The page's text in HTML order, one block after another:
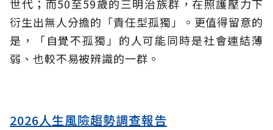
世代；而50至59歲的三明治族群，在照護壓力下
衍生出無人分擔的「責任型孤獨」。更值得留意的
是，「自覺不孤獨」的人可能同時是社會連結薄
弱、也較不易被辨識的一群。
2026人生風險趨勢調查報告